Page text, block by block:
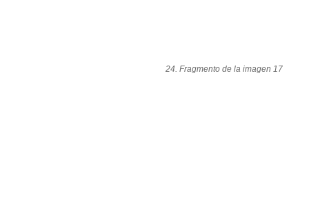
24. Fragmento de la imagen 17